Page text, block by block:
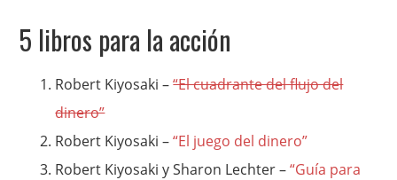
5 libros para la acción
Robert Kiyosaki –“El cuadrante del flujo del
dinero”
Robert Kiyosaki –“El juego del dinero”
Robert Kiyosaki y Sharon Lechter –“Guía para